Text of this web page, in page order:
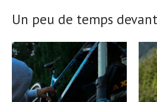
Un peu de temps